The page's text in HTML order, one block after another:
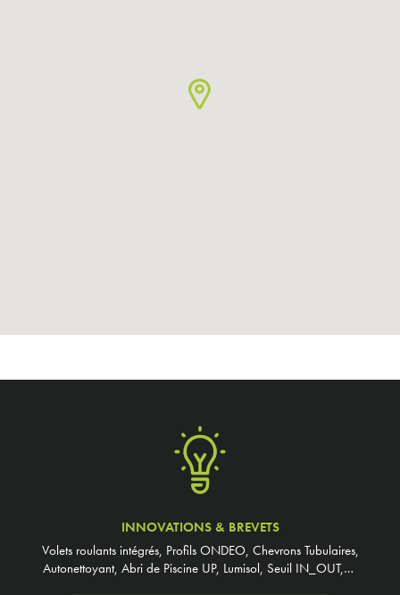
INNOVATIONS & BREVETS
Volets roulants intégrés, Profils ONDEO, Chevrons Tubulaires,
Autonettoyant, Abri de Piscine UP, Lumisol, Seuil IN_OUT,…